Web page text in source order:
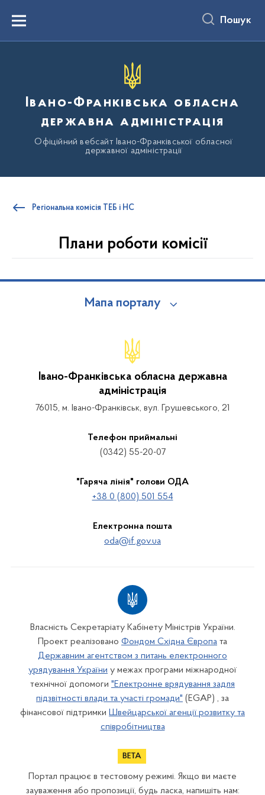
вмістуMenu Пошук
Івано-Франківська обласна
державна адміністрація
Офіційний вебсайт Івано-Франківської обласної
державної адміністрації
Регіональна комісія ТЕБ і НС
Плани роботи комісії
Мапа порталу
Івано-Франківська обласна державна
адміністрація
76015, м. Івано-Франківськ, вул. Грушевського, 21
Телефон приймальні
(0342) 55-20-07
"Гаряча лінія" голови ОДА
+38 0 (800) 501 554
Електронна пошта
oda@if.gov.ua
Власність Секретаріату Кабінету Міністрів України.
Проект реалізовано Фондом Східна Європа та
Державним агентством з питань електронного
урядування України у межах програми міжнародної
технічної допомоги "Електронне врядування задля
підзвітності влади та участі громади" (EGAP) , за
фінансової підтримки Швейцарської агенції розвитку та
співробітництва
Портал працює в тестовому режимі. Якщо ви маєте
зауваження або пропозиції, будь ласка, напишіть нам: